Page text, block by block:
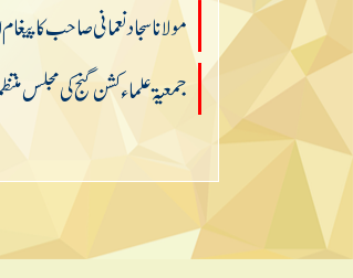
مولانا سجاد نعمانی صاحب کا
جمعیۃ علماءکشن گنج کی مجلس